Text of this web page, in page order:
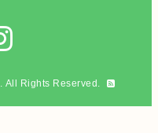
. All Rights Reserved.